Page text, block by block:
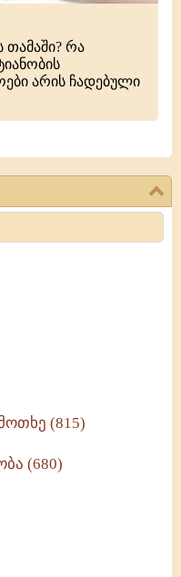
(815)
(680)
თამაში? რა
არის ჩადებული